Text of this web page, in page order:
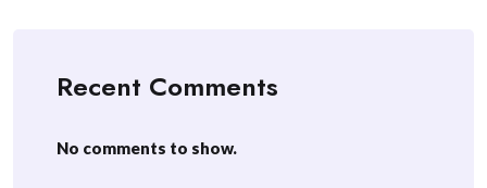
Recent Comments
No comments to show.